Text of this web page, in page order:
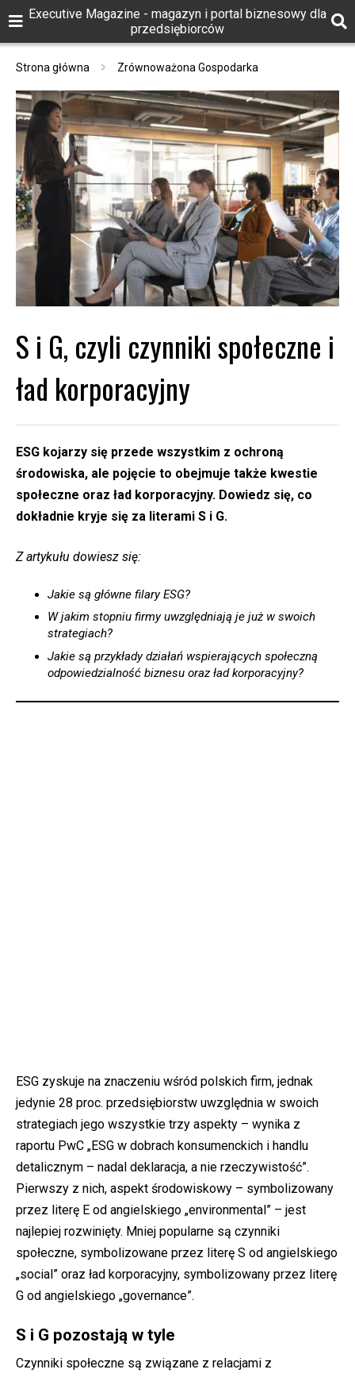
Executive Magazine - magazyn i portal biznesowy dla
przedsiębiorców
Strona główna Zrównoważona Gospodarka
S i G, czyli czynniki społeczne i
ład korporacyjny
ESG kojarzy się przede wszystkim z ochroną
środowiska, ale pojęcie to obejmuje także kwestie
społeczne oraz ład korporacyjny. Dowiedz się, co
dokładnie kryje się za literami S i G.
Z artykułu dowiesz się:
Jakie są główne filary ESG?
W jakim stopniu firmy uwzględniają je już w swoich
strategiach?
Jakie są przykłady działań wspierających społeczną
odpowiedzialność biznesu oraz ład korporacyjny?
ESG zyskuje na znaczeniu wśród polskich firm, jednak
jedynie 28 proc. przedsiębiorstw uwzględnia w swoich
strategiach jego wszystkie trzy aspekty – wynika z
raportu PwC „ESG w dobrach konsumenckich i handlu
detalicznym – nadal deklaracja, a nie rzeczywistość”.
Pierwszy z nich, aspekt środowiskowy – symbolizowany
przez literę E od angielskiego „environmental” – jest
najlepiej rozwinięty. Mniej popularne są czynniki
społeczne, symbolizowane przez literę S od angielskiego
„social” oraz ład korporacyjny, symbolizowany przez literę
G od angielskiego „governance”.
S i G pozostają w tyle
Czynniki społeczne są związane z relacjami z